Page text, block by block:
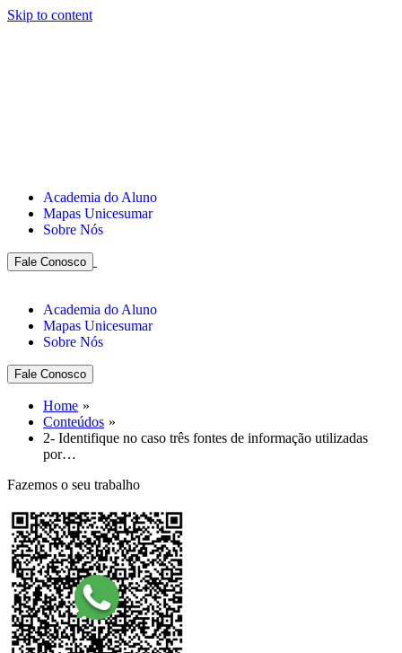
Skip to content
Academia do Aluno
Mapas Unicesumar
Sobre Nós
Fale Conosco
Academia do Aluno
Mapas Unicesumar
Sobre Nós
Fale Conosco
Home
Conteúdos
2- Identifique no caso três fontes de informação utilizadas
por…
Fazemos o seu trabalho